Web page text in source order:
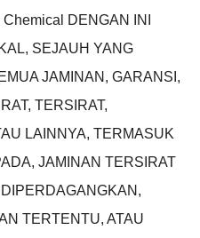
DENGAN INI
, SEJAUH YANG
JAMINAN , GARANSI ,
, TERSIRAT,
LAINNYA, TERMASUK
, JAMINAN TERSIRAT
,
TERTENTU, ATAU